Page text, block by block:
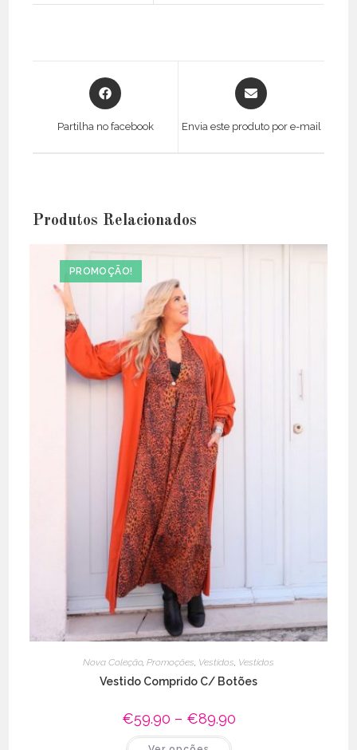
Opens
in
Partilha no facebook
Opens
in
Envia este produto por e-mail
Produtos Relacionados
PROMOÇÃO!
Nova Coleção, Promoções Vestidos Vestidos
Vestido Comprido C/ Botões
€59.90 – €89.90Price